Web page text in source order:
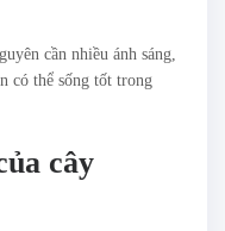
cần nhiều ánh sáng,
có thể sống tốt trong
cây